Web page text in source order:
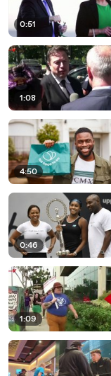
0:51
1:08
4:50
0:46
1:09